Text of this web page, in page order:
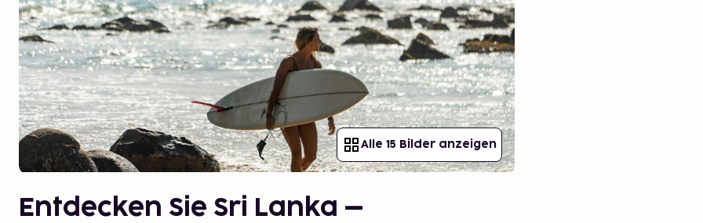
Alle 15 Bilder anzeigen
Entdecken Sie Sri Lanka –